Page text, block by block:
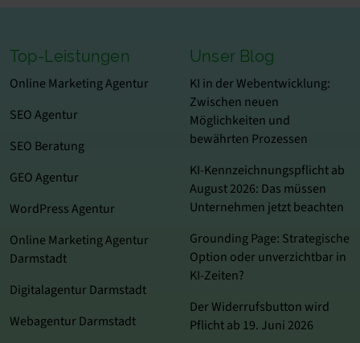
Top-Leistungen
Online Marketing Agentur
SEO Agentur
SEO Beratung
GEO Agentur
WordPress Agentur
Online Marketing Agentur
Darmstadt
Digitalagentur Darmstadt
Webagentur Darmstadt
Unser Blog
KI in der Webentwicklung:
Zwischen neuen
Möglichkeiten und
bewährten Prozessen
KI-Kennzeichnungspflicht ab
August 2026: Das müssen
Unternehmen jetzt beachten
Grounding Page: Strategische
Option oder unverzichtbar in
KI-Zeiten?
Der Widerrufsbutton wird
Pflicht ab 19. Juni 2026